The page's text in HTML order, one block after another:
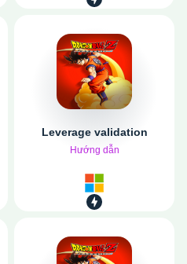
Leverage validation
Hướng dẫn